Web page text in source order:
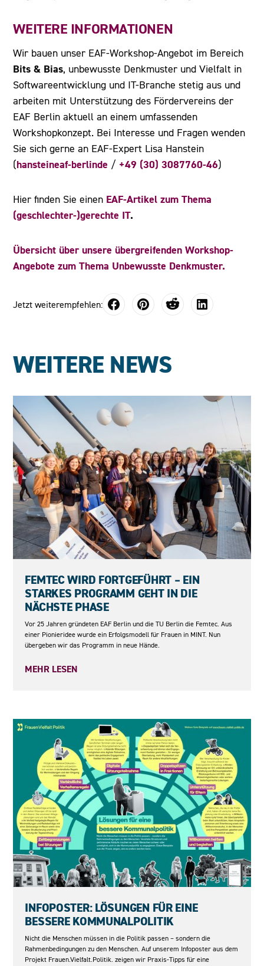
WEITERE INFORMATIONEN
Wir bauen unser EAF-Workshop-Angebot im Bereich
Bits & Bias, unbewusste Denkmuster und Vielfalt in
Softwareentwicklung und IT-Branche stetig aus und
arbeiten mit Unterstützung des Fördervereins der
EAF Berlin aktuell an einem umfassenden
Workshopkonzept. Bei Interesse und Fragen wenden
Sie sich gerne an EAF-Expert Lisa Hanstein
(hansteineaf-berlinde / +49 (30) 3087760-46)
Hier finden Sie einen EAF-Artikel zum Thema
(geschlechter-)gerechte IT.
Übersicht über unsere übergreifenden Workshop-
Angebote zum Thema Unbewusste Denkmuster.
Jetzt weiterempfehlen:
WEITERE NEWS
FEMTEC WIRD FORTGEFÜHRT – EIN
STARKES PROGRAMM GEHT IN DIE
NÄCHSTE PHASE
Vor 25 Jahren gründeten EAF Berlin und die TU Berlin die Femtec. Aus
einer Pionieridee wurde ein Erfolgsmodell für Frauen in MINT. Nun
übergeben wir das Programm in neue Hände.
MEHR LESEN
INFOPOSTER: LÖSUNGEN FÜR EINE
BESSERE KOMMUNALPOLITIK
Nicht die Menschen müssen in die Politik passen – sondern die
Rahmenbedingungen zu den Menschen. Auf unserem Infoposter aus dem
Projekt Frauen.Vielfalt.Politik. zeigen wir Praxis-Tipps für eine